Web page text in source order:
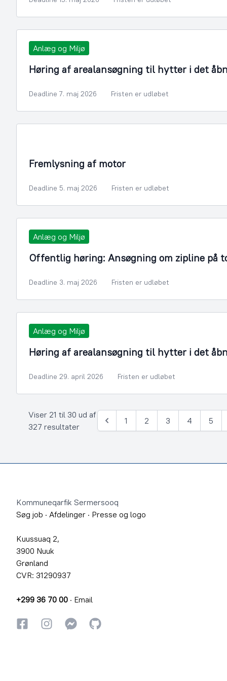
Anlæg og Miljø
Høring af arealansøgning til hytter i det
Deadline 7. maj 2026 Fristen er udløbet
Fremlysning af motor
Deadline 5. maj 2026 Fristen er udløbet
Anlæg og Miljø
Offentlig høring: Ansøgning om zipline på
Deadline 3. maj 2026 Fristen er udløbet
Anlæg og Miljø
Høring af arealansøgning til hytter i det
Deadline 29. april 2026 Fristen er udløbet
Viser 21 til 30 ud af
327 resultater
Forrige
1 2 3 4 5
Kommuneqarfik Sermersooq
Søg job · Afdelinger · Presse og logo
Kuussuaq 2,
3900 Nuuk
Grønland
CVR: 31290937
+299 36 70 00 · Email
FacebookInstagramInstagram
GitHub